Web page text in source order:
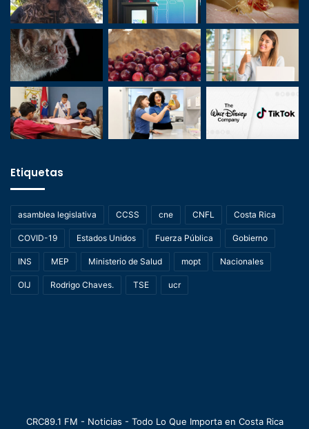
Etiquetas
asamblea legislativa CCSS cne CNFL Costa Rica
COVID-19 Estados Unidos Fuerza Pública Gobierno
INS MEP Ministerio de Salud mopt Nacionales
OIJ Rodrigo Chaves. TSE ucr
CRC89.1 FM - Noticias - Todo Lo Que Importa en Costa Rica